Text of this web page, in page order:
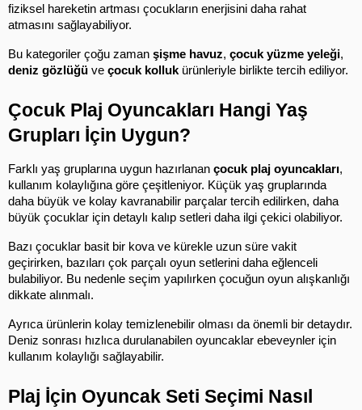
fiziksel hareketin artması çocukların enerjisini daha rahat
atmasını sağlayabiliyor.
Bu kategoriler çoğu zaman şişme havuz, çocuk yüzme yeleği
deniz gözlüğü ve çocuk kolluk ürünleriyle birlikte tercih ediliyor.
Çocuk Plaj Oyuncakları Hangi Yaş
Grupları İçin Uygun?
Farklı yaş gruplarına uygun hazırlanan çocuk plaj oyuncakları,
kullanım kolaylığına göre çeşitleniyor. Küçük yaş gruplarında
daha büyük ve kolay kavranabilir parçalar tercih edilirken, daha
büyük çocuklar için detaylı kalıp setleri daha ilgi çekici olabiliyor.
Bazı çocuklar basit bir kova ve kürekle uzun süre vakit
geçirirken, bazıları çok parçalı oyun setlerini daha eğlenceli
bulabiliyor. Bu nedenle seçim yapılırken çocuğun oyun alışkanlığı
dikkate alınmalı.
Ayrıca ürünlerin kolay temizlenebilir olması da önemli bir detaydır.
Deniz sonrası hızlıca durulanabilen oyuncaklar ebeveynler için
kullanım kolaylığı sağlayabilir.
Plaj İçin Oyuncak Seti Seçimi Nasıl